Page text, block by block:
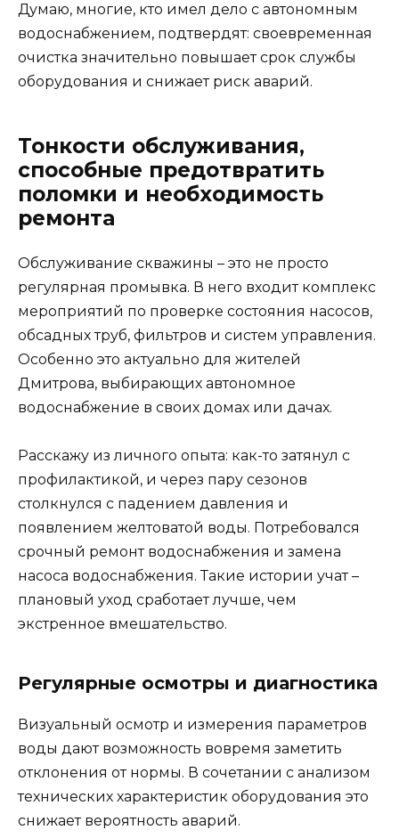
Думаю, многие, кто имел дело с автономным
водоснабжением, подтвердят: своевременная
очистка значительно повышает срок службы
оборудования и снижает риск аварий.
Тонкости обслуживания,
способные предотвратить
поломки и необходимость
ремонта
Обслуживание скважины – это не просто
регулярная промывка. В него входит комплекс
мероприятий по проверке состояния насосов,
обсадных труб, фильтров и систем управления.
Особенно это актуально для жителей
Дмитрова, выбирающих автономное
водоснабжение в своих домах или дачах.
Расскажу из личного опыта: как-то затянул с
профилактикой, и через пару сезонов
столкнулся с падением давления и
появлением желтоватой воды. Потребовался
срочный ремонт водоснабжения и замена
насоса водоснабжения. Такие истории учат –
плановый уход сработает лучше, чем
экстренное вмешательство.
Регулярные осмотры и диагностика
Визуальный осмотр и измерения параметров
воды дают возможность вовремя заметить
отклонения от нормы. В сочетании с анализом
технических характеристик оборудования это
снижает вероятность аварий.